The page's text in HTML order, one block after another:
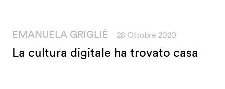
EMANUELA GRIGLIÈ 28 Ottobre 2020
La cultura digitale ha trovato casa